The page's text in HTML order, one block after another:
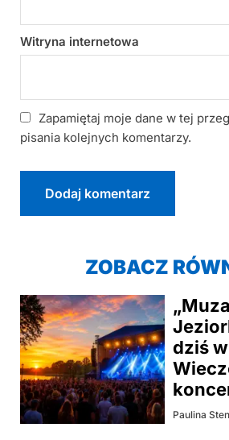
Witryna internetowa
Zapamiętaj moje dane w tej
pisania kolejnych komentarzy.
ZOBACZ
dziś
Paulina